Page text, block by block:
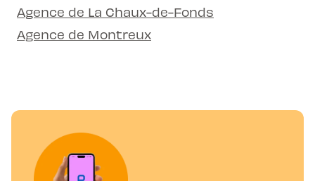
Agence de La Chaux-de-Fonds
Agence de Montreux